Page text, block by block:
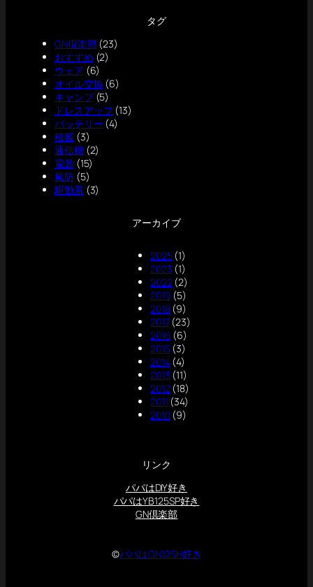
タグ
GN倶楽部(23)
おすすめ (2)
ウェア (6)
オイル交換(6)
キャンプ(5)
ドレスアップ(13)
バッテリー (4)
積載(3)
通信機(2)
電装 (15)
風防(5)
駆動系(3)
アーカイブ
2025(1)
2023 (1)
2022(2)
2019 (5)
2018(9)
2017(23)
2016 (6)
2015(3)
2014(4)
2013 (11)
2012(18)
2011 (34)
2010(9)
リンク
パパはDIY好き
パパはYB125SP好き
GN倶楽部
©パパはGN125H好き